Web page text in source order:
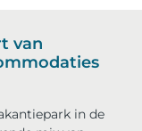
van
in de